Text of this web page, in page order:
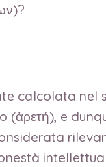
calcolata
(ἀρετή), e